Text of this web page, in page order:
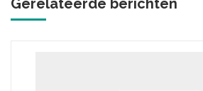
Gerelateerde berichten